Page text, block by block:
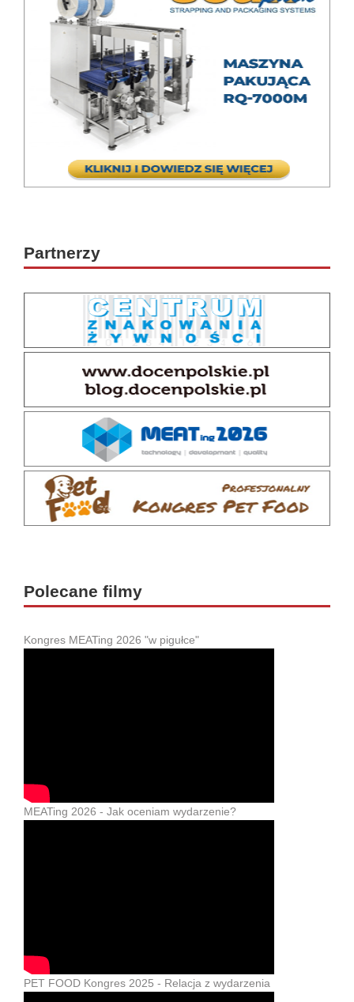
Partnerzy
Polecane filmy
Kongres MEATing 2026 "w pigułce"
MEATing 2026 - Jak oceniam wydarzenie?
PET FOOD Kongres 2025 - Relacja z wydarzenia